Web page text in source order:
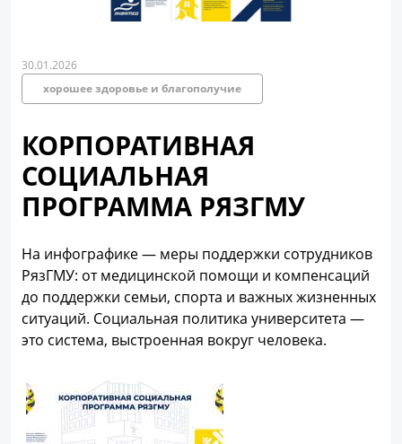
30.01.2026
хорошее здоровье и благополучие
КОРПОРАТИВНАЯ
СОЦИАЛЬНАЯ
ПРОГРАММА РЯЗГМУ
На инфографике — меры поддержки сотрудников
РязГМУ: от медицинской помощи и компенсаций
до поддержки семьи, спорта и важных жизненных
ситуаций. Социальная политика университета —
это система, выстроенная вокруг человека.